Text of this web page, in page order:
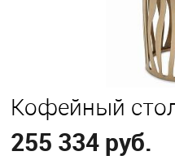
Кофейный
255 334 руб.